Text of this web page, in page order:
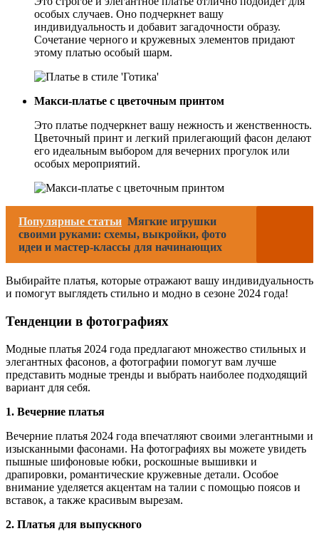
особых случаев. Оно подчеркнет вашу
индивидуальность и добавит загадочности образу.
Сочетание черного и кружевных элементов придают
этому платью особый шарм.
Макси-платье с цветочным принтом
Это платье подчеркнет вашу нежность и женственность.
Цветочный принт и легкий прилегающий фасон делают
его идеальным выбором для вечерних прогулок или
особых мероприятий.
Популярные статьи Мягкие игрушки
своими руками: схемы, выкройки, фото
идеи и мастер-классы для начинающих
Выбирайте платья, которые отражают вашу индивидуальность
и помогут выглядеть стильно и модно в сезоне 2024 года!
Тенденции в фотографиях
Модные платья 2024 года предлагают множество стильных и
элегантных фасонов, а фотографии помогут вам лучше
представить модные тренды и выбрать наиболее подходящий
вариант для себя.
1. Вечерние платья
Вечерние платья 2024 года впечатляют своими элегантными и
изысканными фасонами. На фотографиях вы можете увидеть
пышные шифоновые юбки, роскошные вышивки и
драпировки, романтические кружевные детали. Особое
внимание уделяется акцентам на талии с помощью поясов и
вставок, а также красивым вырезам.
2. Платья для выпускного